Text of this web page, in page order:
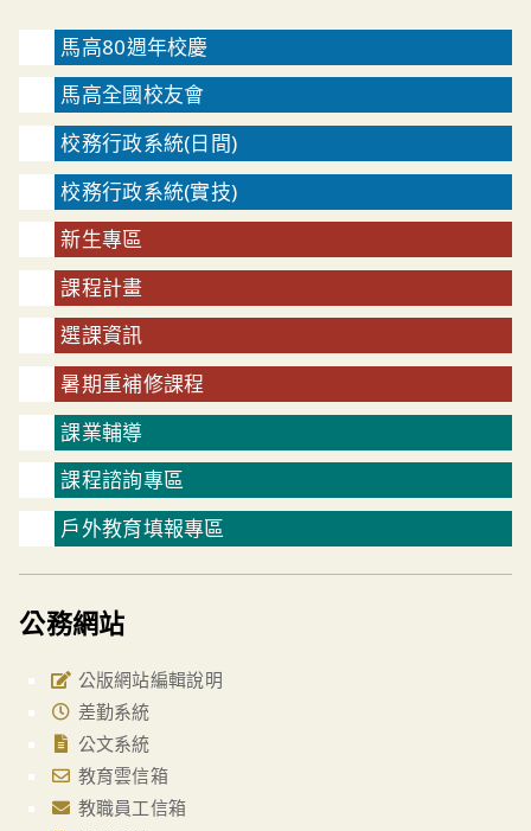
馬高80週年校慶
馬高全國校友會
校務行政系統(日間)
校務行政系統(實技)
新生專區
課程計畫
選課資訊
暑期重補修課程
課業輔導
課程諮詢專區
戶外教育填報專區
公務網站
公版網站編輯說明
差勤系統
公文系統
教育雲信箱
教職員工信箱